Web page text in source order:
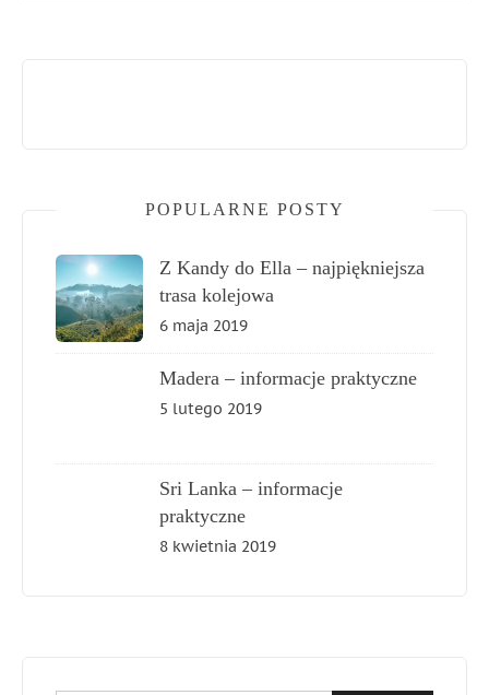
POPULARNE POSTY
Z Kandy do Ella – najpiękniejsza
trasa kolejowa
6 maja 2019
Madera – informacje praktyczne
5 lutego 2019
Sri Lanka – informacje
praktyczne
8 kwietnia 2019